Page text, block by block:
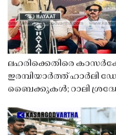
ലഹരിക്കെതിരെ
ഇരമ്പിയാർത്ത് ഹാർലി
ബൈക്കുകൾ; റാലി